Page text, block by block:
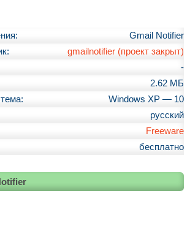
Gmail Notifier
gmailnotifier (проект закрыт)
-
2.62 МБ
Windows XP — 10
русский
Freeware
бесплатно